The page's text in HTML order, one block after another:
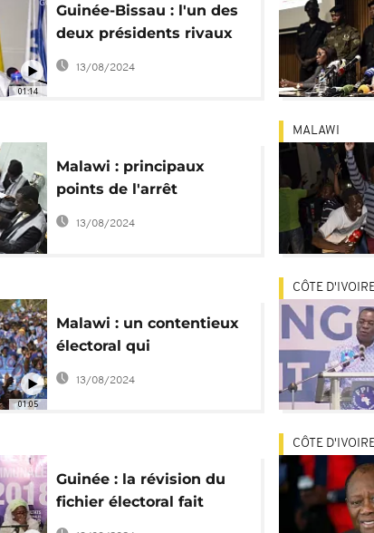
01:14
Guinée-Bissau : l'un des
deux présidents rivaux
démissionne après des
"menaces de mort"
13/08/2024
Malawi : principaux
points de l'arrêt
historique qui invalide
13/08/2024
MALAWI
01:05
Malawi : un contentieux
électoral qui
« réveillera » le peuple ?
13/08/2024
CÔTE
Guinée : la révision du
fichier électoral fait
polémique [Morning
CÔTE